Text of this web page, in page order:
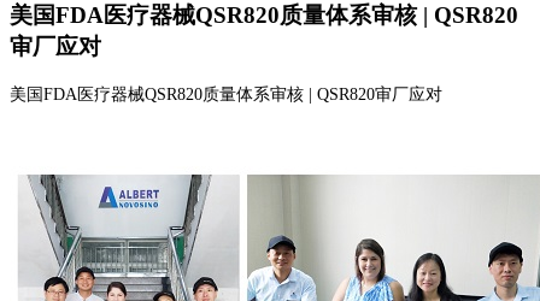
美国FDA医疗器械QSR820质量体系审核 | QSR820
审厂应对
美国FDA医疗器械QSR820质量体系审核 | QSR820审厂应对